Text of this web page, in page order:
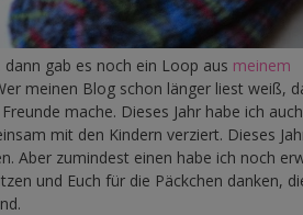
gab es noch ein Loop aus meinem
meinen Blog schon länger liest weiß,
mache. Dieses Jahr habe ich auch
mit den Kindern verziert. Dieses
Aber zumindest einen habe ich noch
und Euch für die Päckchen danken,